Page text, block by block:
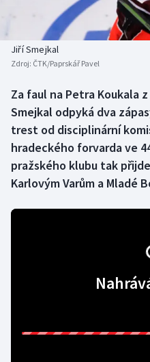
Biatlon
Boby a skeleton
Box
Curling
Dostihy
Florbal
Aplikace ČT sport
AZ kvíz
Jiří Smejkal
Zdroj: ČTK/Paprskář Pavel
Za faul na Petra Koukala
Smejkal odpyká dva
trest od disciplinární
hradeckého forvarda ve
pražského klubu tak
Karlovým Varům a Mladé